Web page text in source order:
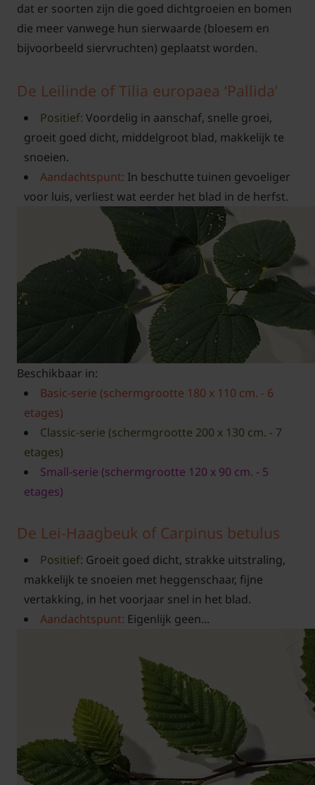
dat er soorten zijn die goed dichtgroeien en bomen
die meer vanwege hun sierwaarde (bloesem en
bijvoorbeeld siervruchten) geplaatst worden.
De Leilinde of Tilia europaea ‘Pallida’
Positief: Voordelig in aanschaf, snelle groei,
groeit goed dicht, middelgroot blad, makkelijk te
snoeien.
Aandachtspunt: In beschutte tuinen gevoeliger
voor luis, verliest wat eerder het blad in de herfst.
Beschikbaar in:
Basic-serie (schermgrootte 180 x 110 cm. - 6
etages)
Classic-serie (schermgrootte 200 x 130 cm. - 7
etages)
Small-serie (schermgrootte 120 x 90 cm. - 5
etages)
De Lei-Haagbeuk of Carpinus betulus
Positief: Groeit goed dicht, strakke uitstraling,
makkelijk te snoeien met heggenschaar, fijne
vertakking, in het voorjaar snel in het blad.
Aandachtspunt: Eigenlijk geen...